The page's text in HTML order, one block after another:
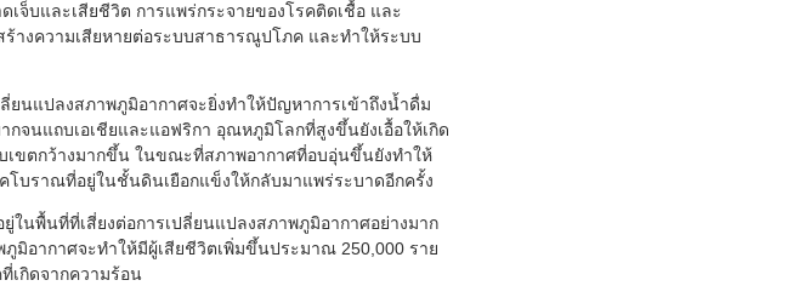
จ็บและเสียชีวิต การแพร่กระจายของโรคติดเชื้อ และ
งความเสียหายต่อระบบสาธารณูปโภค และทำให้ระบบ
นแปลงสภาพภูมิอากาศจะยิ่งทำให้ปัญหาการเข้าถึงน้ำดื่ม
กจนแถบเอเชียและแอฟริกา อุณหภูมิโลกที่สูงขึ้นยังเอื้อให้เกิด
เขตกว้างมากขึ้น ในขณะที่สภาพอากาศที่อบอุ่นขึ้นยังทำให้
โบราณที่อยู่ในชั้นดินเยือกแข็งให้กลับมาแพร่ระบาดอีกครั้ง
ในพื้นที่ที่เสี่ยงต่อการเปลี่ยนแปลงสภาพภูมิอากาศอย่างมาก
มิอากาศจะทำให้มีผู้เสียชีวิตเพิ่มขึ้นประมาณ 250,000 ราย
เกิดจากความร้อน